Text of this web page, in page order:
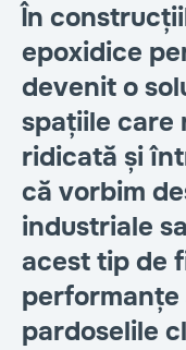
În
epoxidice
devenit o
spațiile care
ridicată și
că vorbim
industriale
acest tip de
performanțe
pardoselile